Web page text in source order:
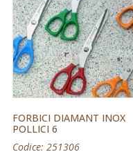
FORBICI DIAMANT INOX
POLLICI 6
Codice: 251306